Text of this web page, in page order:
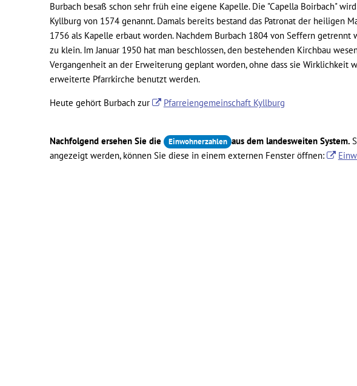
Burbach besaß schon sehr früh eine eigene Kapelle. Die "Capella Boirbach"
Kyllburg von 1574 genannt. Damals bereits bestand das Patronat der heiligen
1756 als Kapelle erbaut worden. Nachdem Burbach 1804 von Seffern getrennt
zu klein. Im Januar 1950 hat man beschlossen, den bestehenden Kirchbau
Vergangenheit an der Erweiterung geplant worden, ohne dass sie Wirklichkeit
erweiterte Pfarrkirche benutzt werden.
Heute gehört Burbach zur Pfarreiengemeinschaft Kyllburg
Nachfolgend ersehen Sie die Einwohnerzahlen aus dem landesweiten System.
angezeigt werden, können Sie diese in einem externen Fenster öffnen: